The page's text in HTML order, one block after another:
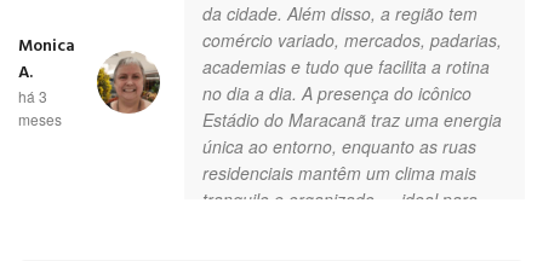
da cidade. Além disso, a região tem
comércio variado, mercados, padarias,
academias e tudo que facilita a rotina
no dia a dia. A presença do icônico
Estádio do Maracanã traz uma energia
única ao entorno, enquanto as ruas
residenciais mantêm um clima mais
tranquilo e organizado — ideal para
Monica
A.
há 3
meses